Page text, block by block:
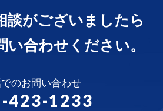
談がございましたら
い合わせください。
のお問い合わせ
423-1233